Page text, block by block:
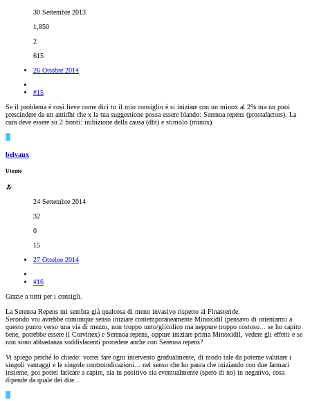
30 Settembre 2013
1,850
2
615
26 Ottobre 2014
#15
Se il problema è così lieve come dici tu il mio consiglio è si iniziare con un minox al 2% ma nn puoi
prescindere da un antidht che x la tua suggestione possa essere blando: Serenoa repens (prostafactors). La
cura deve essere su 2 fronti: inibizione della causa (dht) e stimolo (minox).
B
belvaux
Utente
24 Settembre 2014
32
0
15
27 Ottobre 2014
#16
Grazie a tutti per i consigli.
La Serenoa Repens mi sembra già qualcosa di meno invasivo rispetto al Finasteride.
Secondo voi avrebbe comunque senso iniziare contemporaneamente Minoxidil (pensavo di orientarmi a
questo punto verso una via di mezzo, non troppo unto/glicolico ma neppure troppo costoso... se ho capito
bene, potrebbe essere il Corvinex) e Serenoa repens, oppure iniziare prima Minoxidil, vedere gli effetti e se
non sono abbastanza soddisfacenti procedere anche con Serenoa repens?
Vi spiego perché lo chiedo: vorrei fare ogni intervento gradualmente, di modo tale da poterne valutare i
singoli vantaggi e le singole controindicazioni... nel senso che ho paura che iniziando con due farmaci
insieme, poi potrei faticare a capire, sia in positivo sia eventualmente (spero di no) in negativo, cosa
dipende da quale dei due...
B